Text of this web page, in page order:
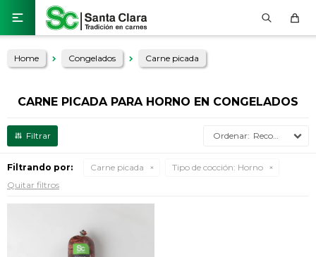

Home Congelados Carne picada
CARNE PICADA PARA HORNO EN CONGELADOS
Recomendados
Filtrando por: Carne picada Tipo de cocción: Horno
Quitar filtros